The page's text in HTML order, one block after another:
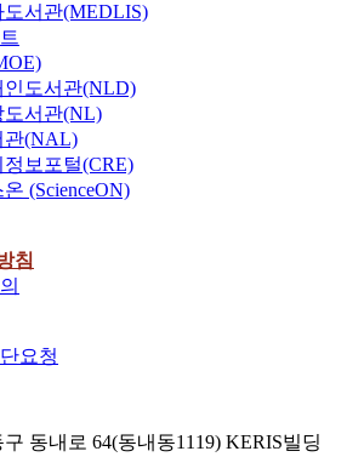
도서관(MEDLIS)
인도서관(NLD)
도서관(NL)
관(NAL)
보포털(CRE)
(ScienceON)
침
요청
동내로 64(동내동1119) KERIS빌딩